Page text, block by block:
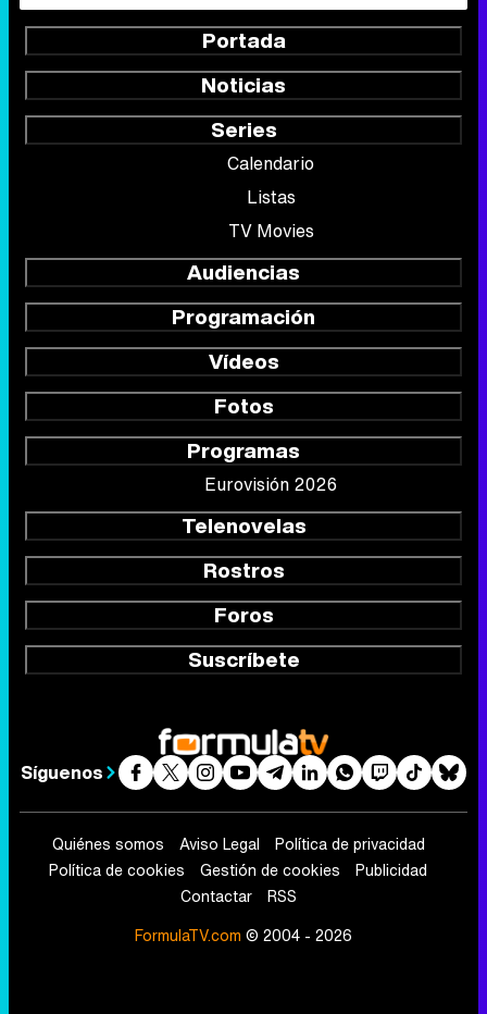
Portada
Noticias
Series
Calendario
Listas
TV Movies
Audiencias
Programación
Vídeos
Fotos
Programas
Eurovisión 2026
Telenovelas
Rostros
Foros
Suscríbete
Síguenos
Quiénes somos Aviso Legal
Política de privacidad
Política de cookies
Gestión de cookies
Publicidad
Contactar
RSS
FormulaTV.com © 2004 - 2026